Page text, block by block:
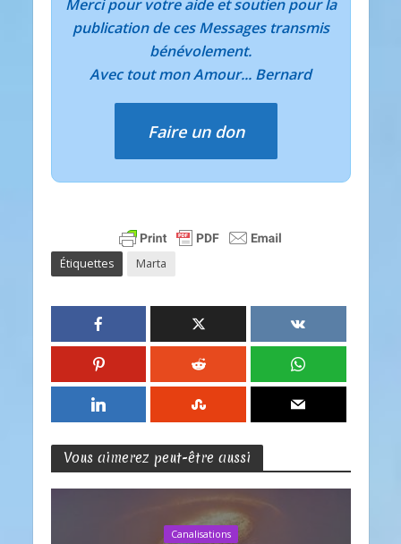
Merci pour votre aide et soutien pour la
publication de ces Messages transmis
bénévolement.
Avec tout mon Amour... Bernard
Faire un don
Étiquettes Marta
Vous aimerez peut-être aussi
Canalisations